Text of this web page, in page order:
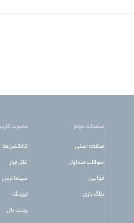
صفحات مهم
صفحه اصلی
سوالات متداول
قوانین
بلاگ بازی
محبوب
کالکشن‌ها
اتاق فرار
سینما ترس
لیزرتگ
پینت بال